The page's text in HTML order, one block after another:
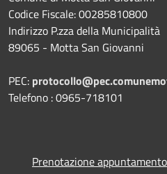
Codice Fiscale: 00285810800
Indirizzo P.zza della Municipalità
89065 - Motta San Giovanni
PEC:
Telefono : 0965-718101
Prenotazione appuntamento